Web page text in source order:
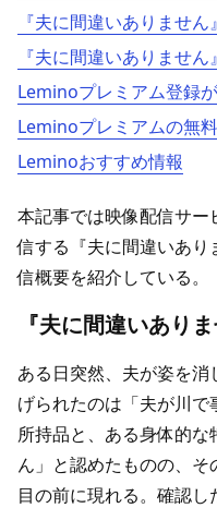
『夫に間違いありません
『夫に間違いありませ
Leminoプレミアム登録
Leminoプレミアムの無
Leminoおすすめ情報
本記事では映像配信サ
信する『夫に間違いあ
信概要を紹介している。
『夫に間違いあり
ある日突然、夫が姿を
げられたのは「夫が川
所持品と、ある身体的
ん」と認めたものの、
目の前に現れる。確認